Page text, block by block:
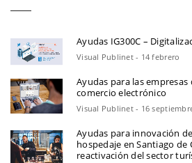
Ayudas IG300C –
Visual Publinet - 14 febrero
Ayudas para las
comercio electrónico
Visual Publinet - 16
Ayudas para innovación
hospedaje en Santiago
reactivación del sector